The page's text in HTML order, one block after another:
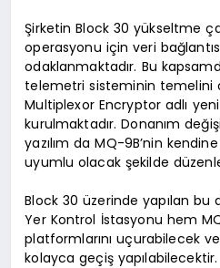
Şirketin Block 30 yükseltme
operasyonu için veri
odaklanmaktadır. Bu
telemetri sisteminin temelini
Multiplexor Encryptor adlı
kurulmaktadır. Donanım
yazılım da MQ-9B’nin
uyumlu olacak şekilde
Block 30 üzerinde yapılan bu
Yer Kontrol İstasyonu hem
platformlarını uçurabilecek
kolayca geçiş yapılabilecektir.